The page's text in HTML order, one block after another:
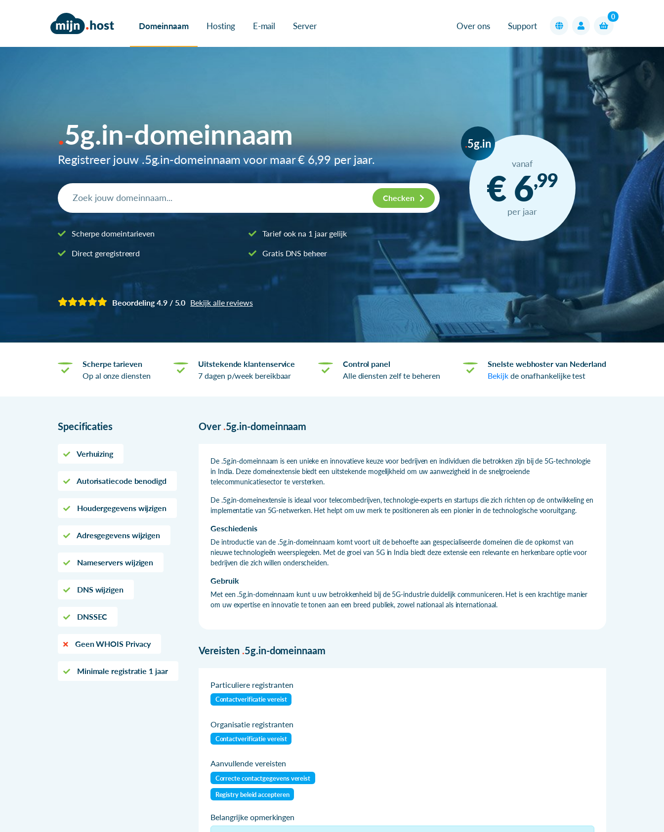
Domeinnaam Hosting E-mail Server Over ons Support
0
5g.in-domeinnaam
Registreer jouw .5g.in-domeinnaam voor maar€ 6,99 per jaar.
Checken
Scherpe domeintarieven
Direct geregistreerd
Tarief ook na 1 jaar gelijk
Gratis DNS beheer
5g.in
vanaf
€ 6,99
per jaar
Beoordeling 4.9 / 5.0 Bekijk alle reviews
Scherpe tarieven
Op al onze diensten
Uitstekende klantenservice
7 dagen p/week bereikbaar
Control panel
Alle diensten zelf te beheren
Snelste webhoster van Nederland
Bekijkde onafhankelijke test
Specificaties
Verhuizing
Autorisatiecode benodigd
Houdergegevens wijzigen
Adresgegevens wijzigen
Nameservers wijzigen
DNS wijzigen
DNSSEC
Geen WHOIS Privacy
Minimale registratie 1 jaar
Over .5g.in-domeinnaam
De .5g.in-domeinnaam is een unieke en innovatieve keuze voor bedrijven en individuen die betrokken zijn bij de 5G-technologie
in India. Deze domeinextensie biedt een uitstekende mogelijkheid om uw aanwezigheid in de snelgroeiende
telecommunicatiesector te versterken.
De .5g.in-domeinextensie is ideaal voor telecombedrijven, technologie-experts en startups die zich richten op de ontwikkeling en
implementatie van 5G-netwerken. Het helpt om uw merk te positioneren als een pionier in de technologische vooruitgang.
Geschiedenis
De introductie van de .5g.in-domeinnaam komt voort uit de behoefte aan gespecialiseerde domeinen die de opkomst van
nieuwe technologieën weerspiegelen. Met de groei van 5G in India biedt deze extensie een relevante en herkenbare optie voor
bedrijven die zich willen onderscheiden.
Gebruik
Met een .5g.in-domeinnaam kunt u uw betrokkenheid bij de 5G-industrie duidelijk communiceren. Het is een krachtige manier
om uw expertise en innovatie te tonen aan een breed publiek, zowel nationaal als internationaal.
Vereisten .5g.in-domeinnaam
Particuliere registranten
Contactverificatie vereist
Organisatie registranten
Contactverificatie vereist
Aanvullende vereisten
Correcte contactgegevens vereist
Registry beleid accepteren
Belangrijke opmerkingen